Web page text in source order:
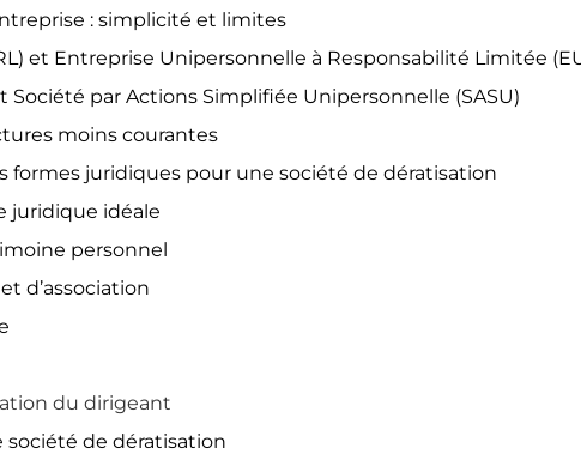
: simplicité et limites
et Entreprise Unipersonnelle à Responsabilité Limitée
Société par Actions Simplifiée Unipersonnelle (SASU)
moins courantes
formes juridiques pour une société de dératisation
juridique idéale
personnel
d’association
du dirigeant
société de dératisation